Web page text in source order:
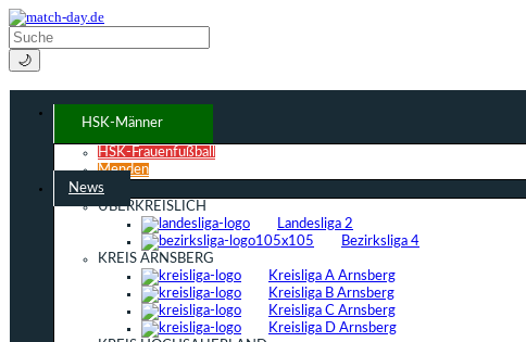
🌙
HSK-Männer
HSK-Frauenfußball
Menden
News
ÜBERKREISLICH
Landesliga 2
Bezirksliga 4
KREIS ARNSBERG
Kreisliga A Arnsberg
Kreisliga B Arnsberg
Kreisliga C Arnsberg
Kreisliga D Arnsberg